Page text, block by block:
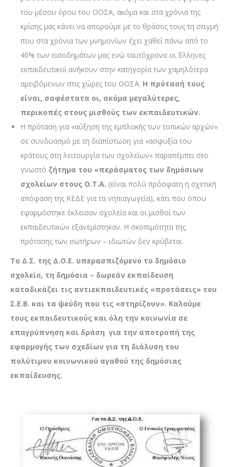
του μέσου όρου του ΟΟΣΑ, ακόμα και στα χρόνια της
κρίσης μας κάνει να απορούμε με το θράσος τους τη στιγμή
που στα χρόνια των μνημονίων έχει χαθεί πάνω από το
40% των εισοδημάτων μας ενώ ταυτόχρονα οι Έλληνες
εκπαιδευτικοί ανήκουν στην κατηγορία των χαμηλότερα
αμειβόμενων στις χώρες του ΟΟΣΑ. Η πρότασή τους
είναι, σαφέστατα οι, ακόμα μεγαλύτερες,
περικοπές στους μισθούς των εκπαιδευτικών.
Η πρόταση για «αύξηση της εμπλοκής των τοπικών αρχών»
σε συνδυασμό με τη διαπίστωση για «ασφυξία του
κράτους στη λειτουργία των σχολείων» παραπέμπει στο
γνωστό ζήτημα του «περάσματος των δημόσιων
σχολείων στους Ο.Τ.Α. (είναι πολύ πρόσφατη η σχετική
απόφαση της ΚΕΔΕ για τα νηπιαγωγεία), κάτι που όπου
εφαρμόστηκε έκλεισαν σχολεία και οι μισθοί των
εκπαιδευτικών εξανεμίστηκαν. Η σκοπιμότητα της
πρότασης των σωτήρων – ιδιωτών δεν κρύβεται.
Το Δ.Σ. της Δ.Ο.Ε. υπερασπιζόμενο το δημόσιο
σχολείο, τη δημόσια – δωρεάν εκπαίδευση
καταδικάζει τις αντιεκπαιδευτικές «προτάσεις» του
Σ.Ε.Β. και τα ψεύδη που τις «στηρίζουν». Καλούμε
τους εκπαιδευτικούς και όλη την κοινωνία σε
επαγρύπνηση και δράση για την αποτροπή της
εφαρμογής των σχεδίων για τη διάλυση του
πολύτιμου κοινωνικού αγαθού της δημόσιας
εκπαίδευσης.